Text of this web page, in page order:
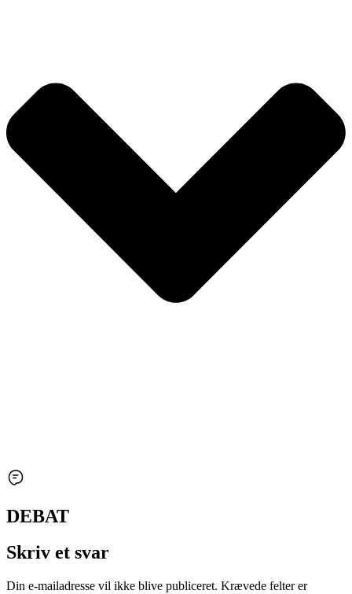
DEBAT
Skriv et svar
Din e-mailadresse vil ikke blive publiceret. Krævede felter er